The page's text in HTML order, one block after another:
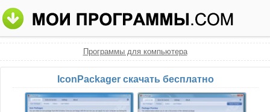
Программы для компьютера
IconPackager скачать бесплатно